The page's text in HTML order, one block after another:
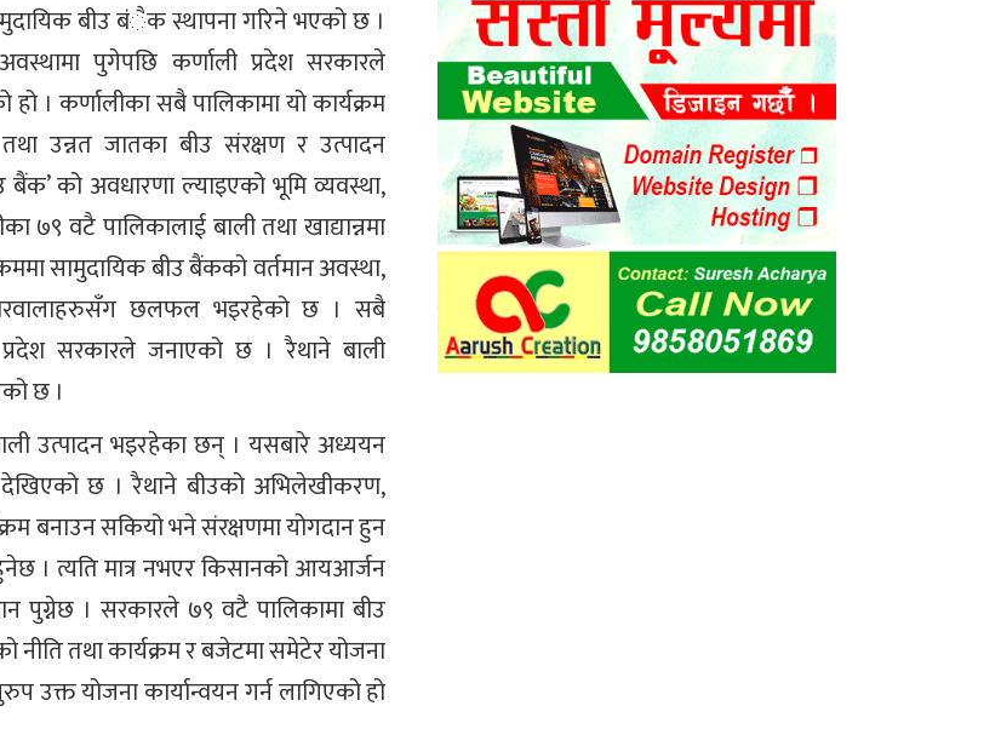
बीउ बंैक स्थापना गरिने भएको छ ।
पुगेपछि कर्णाली प्रदेश सरकारले
। कर्णालीका सबै पालिकामा यो कार्यक्रम
उन्नत जातका बीउ संरक्षण र उत्पादन
बैंक’ को अवधारणा ल्याइएको भूमि व्यवस्था,
७९ वटै पालिकालाई बाली तथा खाद्यान्नमा
सामुदायिक बीउ बैंकको वर्तमान अवस्था,
छलफल भइरहेको छ । सबै
सरकारले जनाएको छ । रैथाने बाली
छ ।
उत्पादन भइरहेका छन् । यसबारे अध्ययन
छ । रैथाने बीउको अभिलेखीकरण,
बनाउन सकियो भने संरक्षणमा योगदान हुन
। त्यति मात्र नभएर किसानको आयआर्जन
पुग्नेछ । सरकारले ७९ वटै पालिकामा बीउ
तथा कार्यक्रम र बजेटमा समेटेर योजना
उक्त योजना कार्यान्वयन गर्न लागिएको हो